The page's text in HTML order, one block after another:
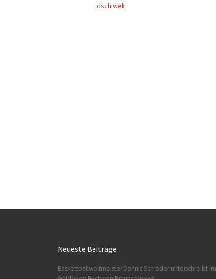
dschiwek
Neueste Beiträge
Baskettballweltmeister Dennis Schröder unterschreibt im